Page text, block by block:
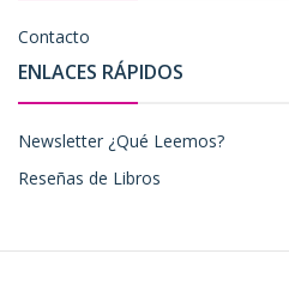
Contacto
ENLACES RÁPIDOS
Newsletter ¿Qué Leemos?
Reseñas de Libros